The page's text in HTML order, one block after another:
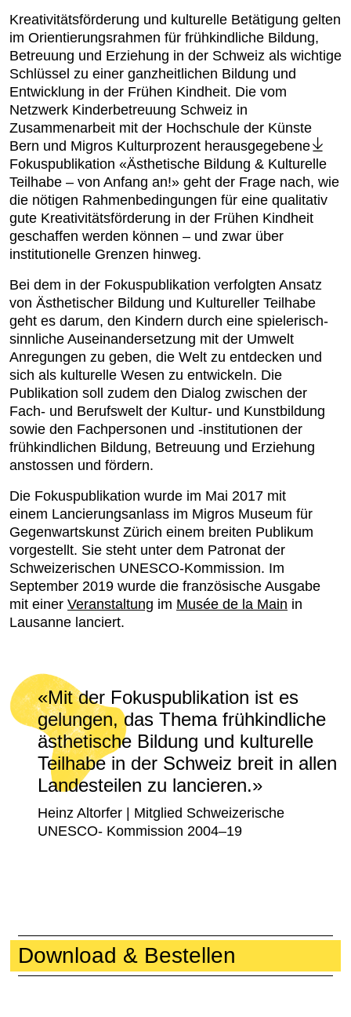
Kreativitätsförderung und kulturelle Betätigung gelten
im Orientierungsrahmen für frühkindliche Bildung,
Betreuung und Erziehung in der Schweiz als wichtige
Schlüssel zu einer ganzheitlichen Bildung und
Entwicklung in der Frühen Kindheit. Die vom
Netzwerk Kinderbetreuung Schweiz in
Zusammenarbeit mit der Hochschule der Künste
Bern und Migros Kulturprozent herausgegebene
Fokuspublikation «Ästhetische Bildung & Kulturelle
Teilhabe – von Anfang an!» geht der Frage nach, wie
die nötigen Rahmenbedingungen für eine qualitativ
gute Kreativitätsförderung in der Frühen Kindheit
geschaffen werden können – und zwar über
institutionelle Grenzen hinweg.
Bei dem in der Fokuspublikation verfolgten Ansatz
von Ästhetischer Bildung und Kultureller Teilhabe
geht es darum, den Kindern durch eine spielerisch-
sinnliche Auseinandersetzung mit der Umwelt
Anregungen zu geben, die Welt zu entdecken und
sich als kulturelle Wesen zu entwickeln. Die
Publikation soll zudem den Dialog zwischen der
Fach- und Berufswelt der Kultur- und Kunstbildung
sowie den Fachpersonen und -institutionen der
frühkindlichen Bildung, Betreuung und Erziehung
anstossen und fördern.
Die Fokuspublikation wurde im Mai 2017 mit
einem Lancierungsanlass im Migros Museum für
Gegenwartskunst Zürich einem breiten Publikum
vorgestellt. Sie steht unter dem Patronat der
Schweizerischen UNESCO-Kommission. Im
September 2019 wurde die französische Ausgabe
mit einer Veranstaltung im Musée de la Main in
Lausanne lanciert.
«Mit der Fokuspublikation ist es
gelungen, das Thema frühkindliche
ästhetische Bildung und kulturelle
Teilhabe in der Schweiz breit in allen
Landesteilen zu lancieren.»
Heinz Altorfer | Mitglied Schweizerische
UNESCO- Kommission 2004–19
Download & Bestellen